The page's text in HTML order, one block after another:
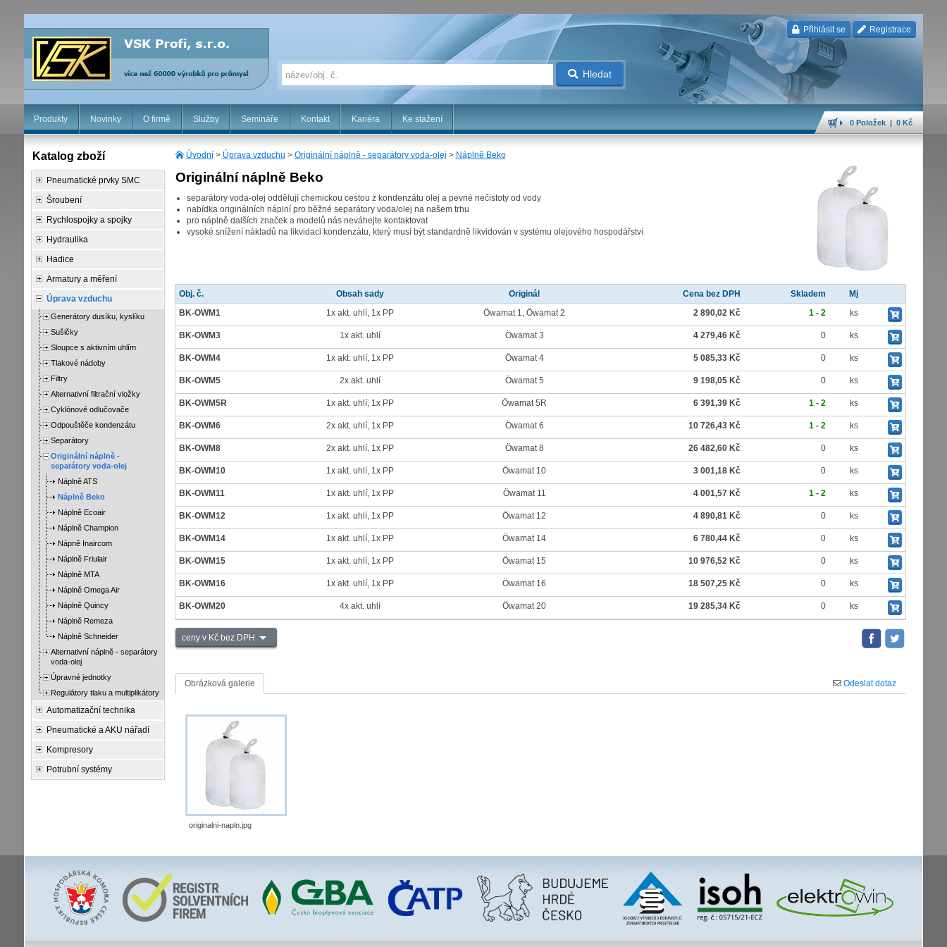
Přihlásit se Registrace
Hledat
Produkty Novinky O firmě Služby Semináře Kontakt Kariéra Ke stažení 0 Položek | 0 Kč
Úvodní> Úprava vzduchu > Originální náplně - separátory voda-olej > Náplně Beko
Originální náplně Beko
separátory voda-olej oddělují chemickou cestou z kondenzátu olej a pevné nečistoty od vody
nabídka originálních náplní pro běžné separátory voda/olej na našem trhu
pro náplně dalších značek a modelů nás neváhejte kontaktovat
vysoké snížení nákladů na likvidaci kondenzátu, který musí být standardně likvidován v systému olejového hospodářství
Obj. č. Obsah sady Originál Cena bez DPH Skladem
Mj
BK-OWM1
1x akt. uhlí, 1x PP Öwamat 1, Öwamat 2 2 890,02 Kč 1 - 2 ks
BK-OWM3 1x akt. uhlí Öwamat 3 4 279,46 Kč 0 ks
BK-OWM4 1x akt. uhlí, 1x PP Öwamat 4 5 085,33 Kč 0 ks
BK-OWM5 2x akt. uhlí Öwamat 5 9 198,05 Kč 0 ks
BK-OWM5R 1x akt. uhlí, 1x PP Öwamat 5R 6 391,39 Kč 1 - 2 ks
BK-OWM6 2x akt. uhlí, 1x PP Öwamat 6 10 726,43 Kč 1 - 2 ks
BK-OWM8 2x akt. uhlí, 1x PP Öwamat 8 26 482,60 Kč 0 ks
BK-OWM10 1x akt. uhlí, 1x PP Öwamat 10 3 001,18 Kč 0 ks
BK-OWM11 1x akt. uhlí, 1x PP Öwamat 11 4 001,57 Kč 1 - 2 ks
BK-OWM12 1x akt. uhlí, 1x PP Öwamat 12 4 890,81 Kč 0 ks
BK-OWM14 1x akt. uhlí, 1x PP Öwamat 14 6 780,44 Kč 0 ks
BK-OWM15 1x akt. uhlí, 1x PP Öwamat 15 10 976,52 Kč 0 ks
BK-OWM16 1x akt. uhlí, 1x PP Öwamat 16 18 507,25 Kč 0 ks
BK-OWM20 4x akt. uhlí Öwamat 20 19 285,34 Kč 0 ks
ceny v Kč bez DPH
Obrázková galerie Odeslat dotaz
originalni-napln.jpg
Katalog zboží
Pneumatické prvky SMC
Šroubení
Rychlospojky a spojky
Hydraulika
Hadice
Armatury a měření
Úprava vzduchu
Generátory dusíku, kyslíku
Sušičky
Sloupce s aktivním uhlím
Tlakové nádoby
Filtry
Alternativní filtrační vložky
Cyklónové odlučovače
Odpouštěče kondenzátu
Separátory
Originální náplně -
separátory voda-olej
Náplně ATS
Náplně Beko
Náplně Ecoair
Náplně Champion
Nápně Inaircom
Náplně Friulair
Náplně MTA
Náplně Omega Air
Náplně Quincy
Náplně Remeza
Náplně Schneider
Alternativní náplně - separátory
voda-olej
Úpravné jednotky
Regulátory tlaku a multiplikátory
Automatizační technika
Pneumatické a AKU nářadí
Kompresory
Potrubní systémy